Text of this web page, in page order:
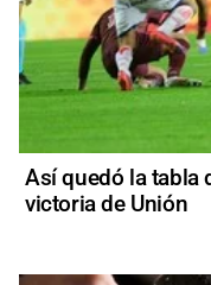
Así quedó la tabla
victoria de Unión